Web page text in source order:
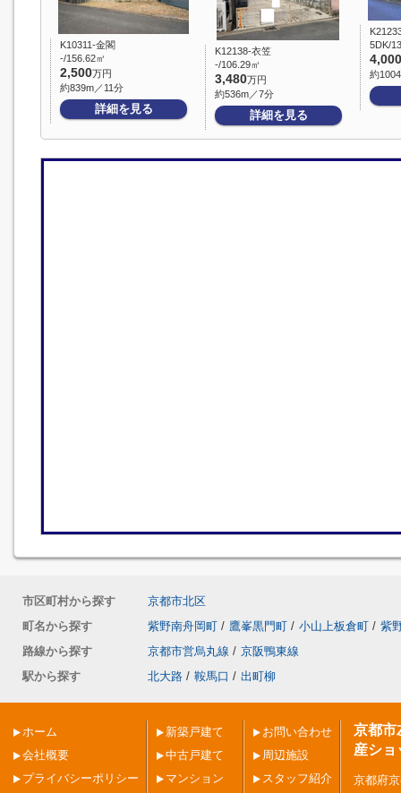
K10311-金閣
-/156.62㎡
2,500万円
約839m／11分
詳細を見る
K12138-衣笠
-/106.29㎡
3,480万円
約536m／7分
詳細を見る
5DK/
4,000
約
市区町村から探す
京都市北区
町名から探す
紫野南舟岡町 / 鷹峯黒門町 / 小山上板倉町 / 紫
路線から探す
京都市営烏丸線 / 京阪鴨東線
駅から探す
北大路 / 鞍馬口 / 出町柳
ホーム
会社概要
プライバシーポリシー
新築戸建て
中古戸建て
マンション
お問い合わせ
周辺施設
スタッフ紹介
京都市
産ショ
京都府